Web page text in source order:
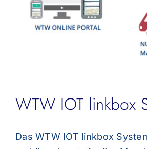
WTW IOT linkbox
Das WTW IOT linkbox